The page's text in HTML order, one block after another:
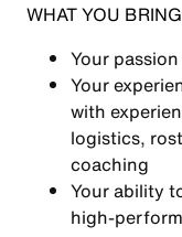
WHAT YOU
Your
Your
with
logistics,
coaching
Your ability
high-